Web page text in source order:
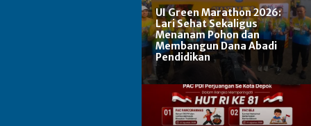
UI Green Marathon 2026:
Lari Sehat Sekaligus
Menanam Pohon dan
Membangun Dana Abadi
Pendidikan